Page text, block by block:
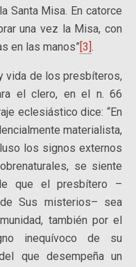
Santa Misa. En catorce
una vez la Misa, con
en las manos”[3].
vida de los presbíteros,
el clero, en el n. 66
eclesiástico dice: “En
materialista,
los signos externos
se siente
que el presbítero –
Sus misterios– sea
también por el
inequívoco de su
que desempeña un